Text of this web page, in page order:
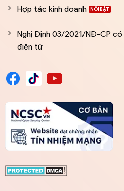
Hợp tác kinh doanh
Nghị Định 03/2021/NĐ-CP có
điện tử